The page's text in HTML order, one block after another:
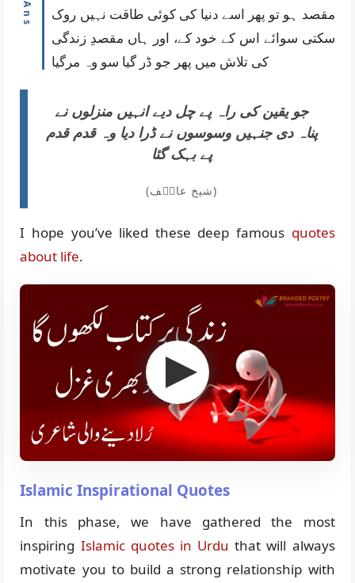
مقصد ہو تو پھر اسے دنیا کی کوئی طاقت نہیں روک
سکتی سوائے اس کے خود کے، اور ہاں مقصدِ زندگی
کی تلاش میں پھر جو ڈر گیا سو وہ مرگیا
جو یقین کی راہ پے چل دیے انہیں منزلوں نے
پناہ دی جنہیں وسوسوں نے ڈرا دیا وہ قدم قدم
پے بہک گئا
(شیخ عاطٖف)
I hope you’ve liked these deep famous quotes
about life.
Islamic Inspirational Quotes
In this phase, we have gathered the most
inspiring Islamic quotes in Urdu that will always
motivate you to build a strong relationship with